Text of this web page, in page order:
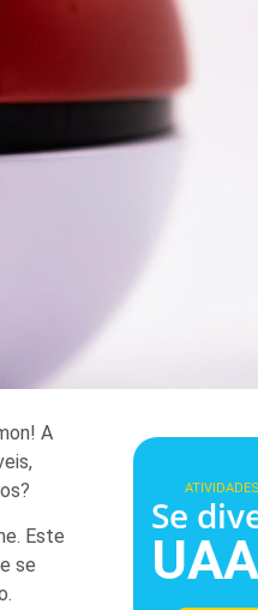
A
Este
se
ATIVIDADES
Se